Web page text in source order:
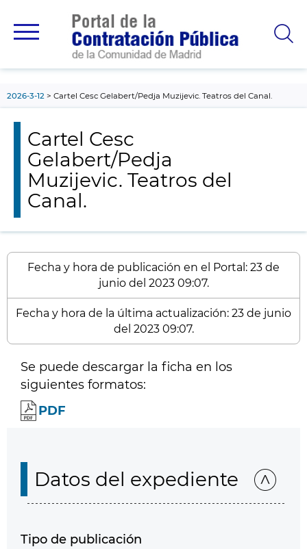
principal
2026-3-12 Cartel Cesc Gelabert/Pedja Muzijevic. Teatros del Canal.
Cartel Cesc
Gelabert/Pedja
Muzijevic. Teatros del
Canal.
Fecha y hora de publicación en el Portal: 23 de
junio del 2023 09:07.
Fecha y hora de la última actualización: 23 de junio
del 2023 09:07.
Se puede descargar la ficha en los
siguientes formatos:
PDF
Datos del expediente
Tipo de publicación